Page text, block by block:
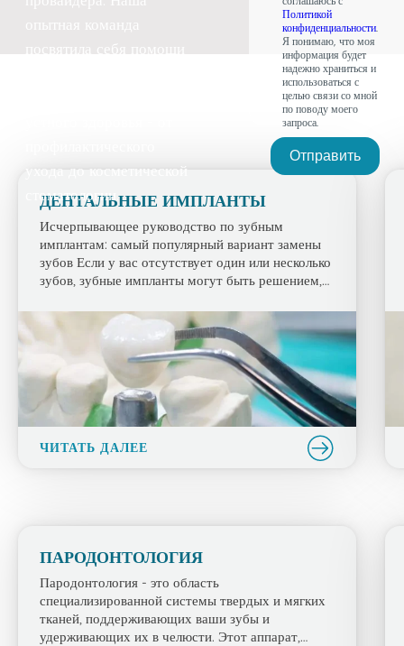
ухода до косметической
стоматологии.
Политикой
конфиденциальности
Я понимаю, что моя
информация будет
надежно храниться и
использоваться с
целью связи со мной
по поводу моего
запроса.
Отправить
ДЕНТАЛЬНЫЕ ИМПЛАНТЫ
Исчерпывающее руководство по зубным
имплантам: самый популярный вариант замены
зубов Если у вас отсутствует один или несколько
зубов, зубные импланты могут быть решением,
популярным вариантом замены зубов, зубные
импланты предоставляют пациентам натурально
выглядящий и функционирующий ряд зубов.
Зубные импланты ведут себя так же, как
настоящие зубы, позволяя вам наслаждаться
полной […]
ЧИТАТЬ ДАЛЕЕ
ПАРОДОНТОЛОГИЯ
Пародонтология - это область
специализированной системы твердых и мягких
тканей, поддерживающих ваши зубы и
удерживающих их в челюсти. Этот аппарат,